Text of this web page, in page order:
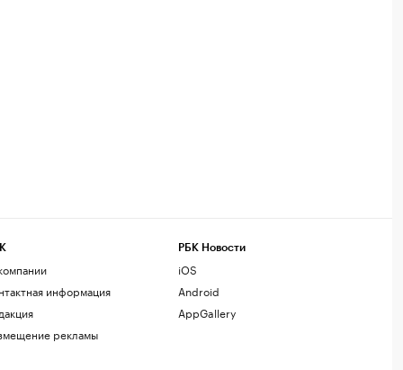
информация
рекламы
РБК Новости
iOS
Android
AppGallery